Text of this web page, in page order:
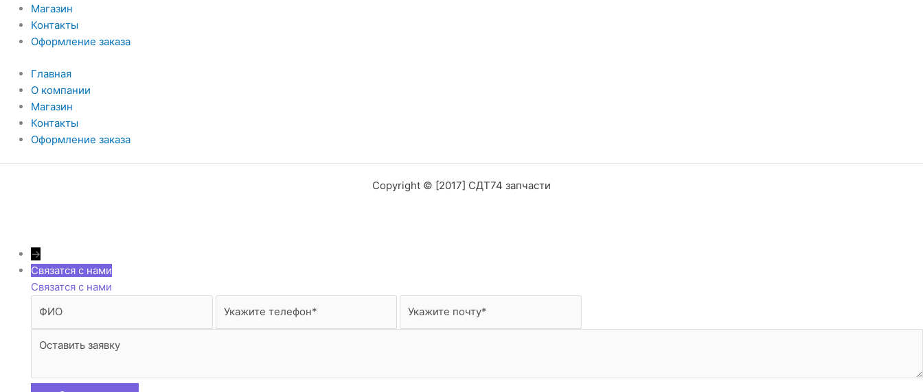
Магазин
Контакты
Оформление заказа
Главная
О компании
Магазин
Контакты
Оформление заказа
Copyright © [2017] СДТ74 запчасти
→
Связатся с нами
Связатся с нами